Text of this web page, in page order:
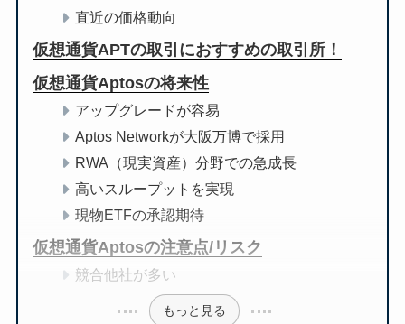
直近の価格動向
仮想通貨APTの取引におすすめの取引所！
仮想通貨Aptosの将来性
アップグレードが容易
Aptos Networkが大阪万博で採用
RWA（現実資産）分野での急成長
高いスループットを実現
現物ETFの承認期待
仮想通貨Aptosの注意点/リスク
競合他社が多い
もっと見る